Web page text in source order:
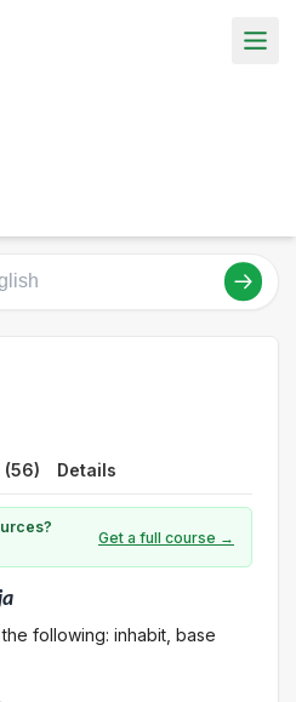
(56) Details
Get a full course →
following: inhabit, base